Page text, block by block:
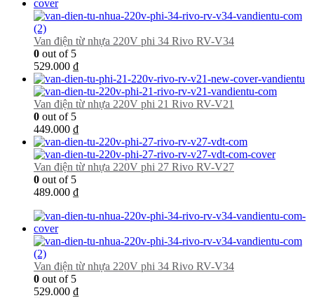
Van điện từ nhựa 220V phi 34 Rivo RV-V34
0 out of 5
529.000 ₫
Van điện từ nhựa 220V phi 21 Rivo RV-V21
0 out of 5
449.000 ₫
Van điện từ nhựa 220V phi 27 Rivo RV-V27
0 out of 5
489.000 ₫
Van điện từ nhựa 220V phi 34 Rivo RV-V34
0 out of 5
529.000 ₫